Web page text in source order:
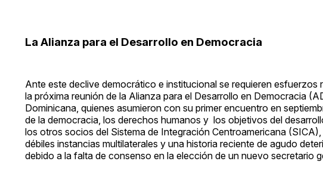
La Alianza para el Desarrollo en Democracia
Ante este declive democrático e institucional se requieren
la próxima reunión de la Alianza para el Desarrollo en Democracia
Dominicana, quienes asumieron con su primer encuentro en
de la democracia, los derechos humanos y los objetivos del
los otros socios del Sistema de Integración Centroamericana
débiles instancias multilaterales y una historia reciente de agudo
debido a la falta de consenso en la elección de un nuevo secretario